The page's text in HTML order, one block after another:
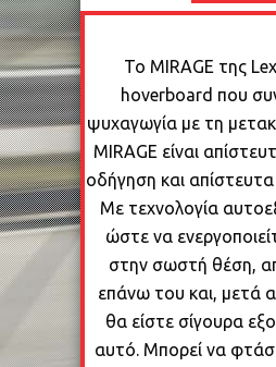
Το MIRAGE της
hoverboard που
ψυχαγωγία με τη
MIRAGE είναι
οδήγηση και
Με τεχνολογία
ώστε να
στην σωστή θέση,
επάνω του και, μετά
θα είστε σίγουρα
αυτό. Μπορεί να